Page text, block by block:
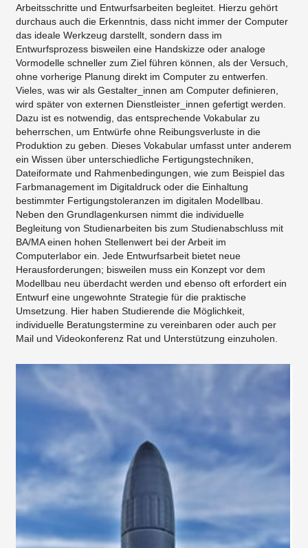
Arbeitsschritte und Entwurfsarbeiten begleitet. Hierzu gehört
durchaus auch die Erkenntnis, dass nicht immer der Computer
das ideale Werkzeug darstellt, sondern dass im
Entwurfsprozess bisweilen eine Handskizze oder analoge
Vormodelle schneller zum Ziel führen können, als der Versuch,
ohne vorherige Planung direkt im Computer zu entwerfen.
Vieles, was wir als Gestalter_innen am Computer definieren,
wird später von externen Dienstleister_innen gefertigt werden.
Dazu ist es notwendig, das entsprechende Vokabular zu
beherrschen, um Entwürfe ohne Reibungsverluste in die
Produktion zu geben. Dieses Vokabular umfasst unter anderem
ein Wissen über unterschiedliche Fertigungstechniken,
Dateiformate und Rahmenbedingungen, wie zum Beispiel das
Farbmanagement im Digitaldruck oder die Einhaltung
bestimmter Fertigungstoleranzen im digitalen Modellbau.
Neben den Grundlagenkursen nimmt die individuelle
Begleitung von Studienarbeiten bis zum Studienabschluss mit
BA/MA einen hohen Stellenwert bei der Arbeit im
Computerlabor ein. Jede Entwurfsarbeit bietet neue
Herausforderungen; bisweilen muss ein Konzept vor dem
Modellbau neu überdacht werden und ebenso oft erfordert ein
Entwurf eine ungewohnte Strategie für die praktische
Umsetzung. Hier haben Studierende die Möglichkeit,
individuelle Beratungstermine zu vereinbaren oder auch per
Mail und Videokonferenz Rat und Unterstützung einzuholen.